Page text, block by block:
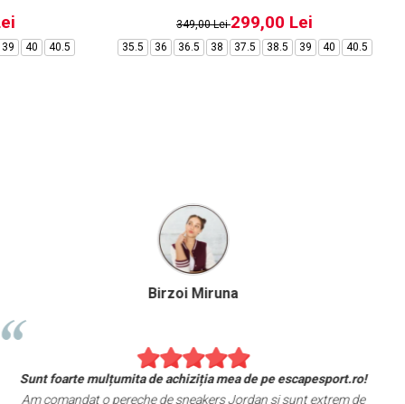
39 40 40.5
349,00 Lei299,00 Lei
35.5 36 36.5 38 37.5 38.5 39 40 40.5
Birzoi Miruna
Sunt foarte mulțumita de achiziția mea de pe escapesport.ro!
Am comandat o pereche de sneakers Jordan și sunt extrem de